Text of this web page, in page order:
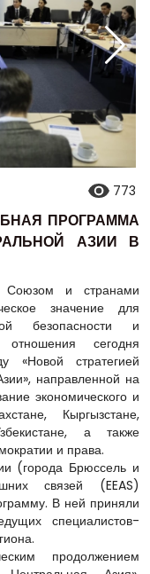
773
ПРОГРАММА
АЗИИ В
Союзом и странами
значение для
безопасности и
отношения сегодня
«Новой стратегией
направленной на
экономического и
Кыргызстане,
а также
и права.
(города Брюссель и
связей (EEAS)
В ней приняли
специалистов-
продолжением